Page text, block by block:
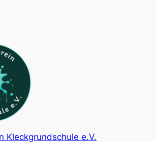
Kleckgrundschule e.V.